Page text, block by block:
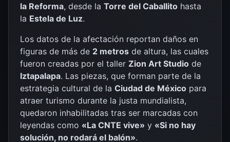
la Reforma, desde la Torre del Caballito hasta
la Estela de Luz.
Los datos de la afectación reportan daños en
figuras de más de 2 metros de altura, las cuales
fueron creadas por el taller Zion Art Studio de
Iztapalapa. Las piezas, que forman parte de la
estrategia cultural de la Ciudad de México para
atraer turismo durante la justa mundialista,
quedaron inhabilitadas tras ser marcadas con
leyendas como «La CNTE vive» y «Si no hay
solución, no rodará el balón».